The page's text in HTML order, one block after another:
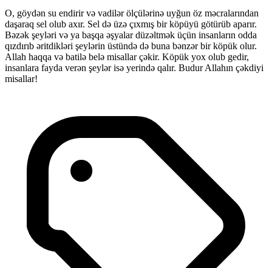
O, göydən su endirir və vadilər ölçülərinə uyğun öz məcralarından
daşaraq sel olub axır. Sel də üzə çıxmış bir köpüyü götürüb aparır.
Bəzək şeyləri və ya başqa əşyalar düzəltmək üçün insanların odda
qızdırıb əritdikləri şeylərin üstündə də buna bənzər bir köpük olur.
Allah haqqa və batilə belə misallar çəkir. Köpük yox olub gedir,
insanlara fayda verən şeylər isə yerində qalır. Budur Allahın çəkdiyi
misallar!